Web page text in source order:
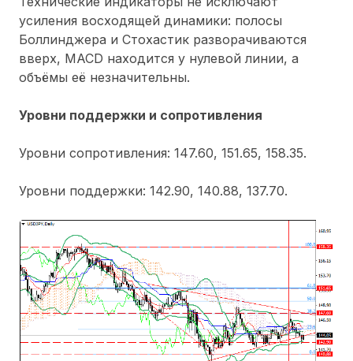
усиления восходящей динамики: полосы
Боллинджера и Стохастик разворачиваются
вверх, MACD находится у нулевой линии, а
объёмы её незначительны.
Уровни поддержки и сопротивления
Уровни сопротивления: 147.60, 151.65, 158.35.
Уровни поддержки: 142.90, 140.88, 137.70.